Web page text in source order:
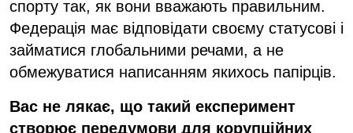
спорту так, як вони вважають правильним.
Федерація має відповідати своєму статусові і
займатися глобальними речами, а не
обмежуватися написанням якихось папірців.
Вас не лякає, що такий експеримент
створює передумови для корупційних